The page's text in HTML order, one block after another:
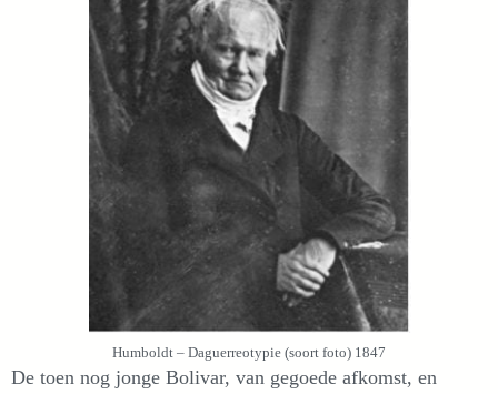
Humboldt – Daguerreotypie (soort foto) 1847
De toen nog jonge Bolivar, van gegoede afkomst, en